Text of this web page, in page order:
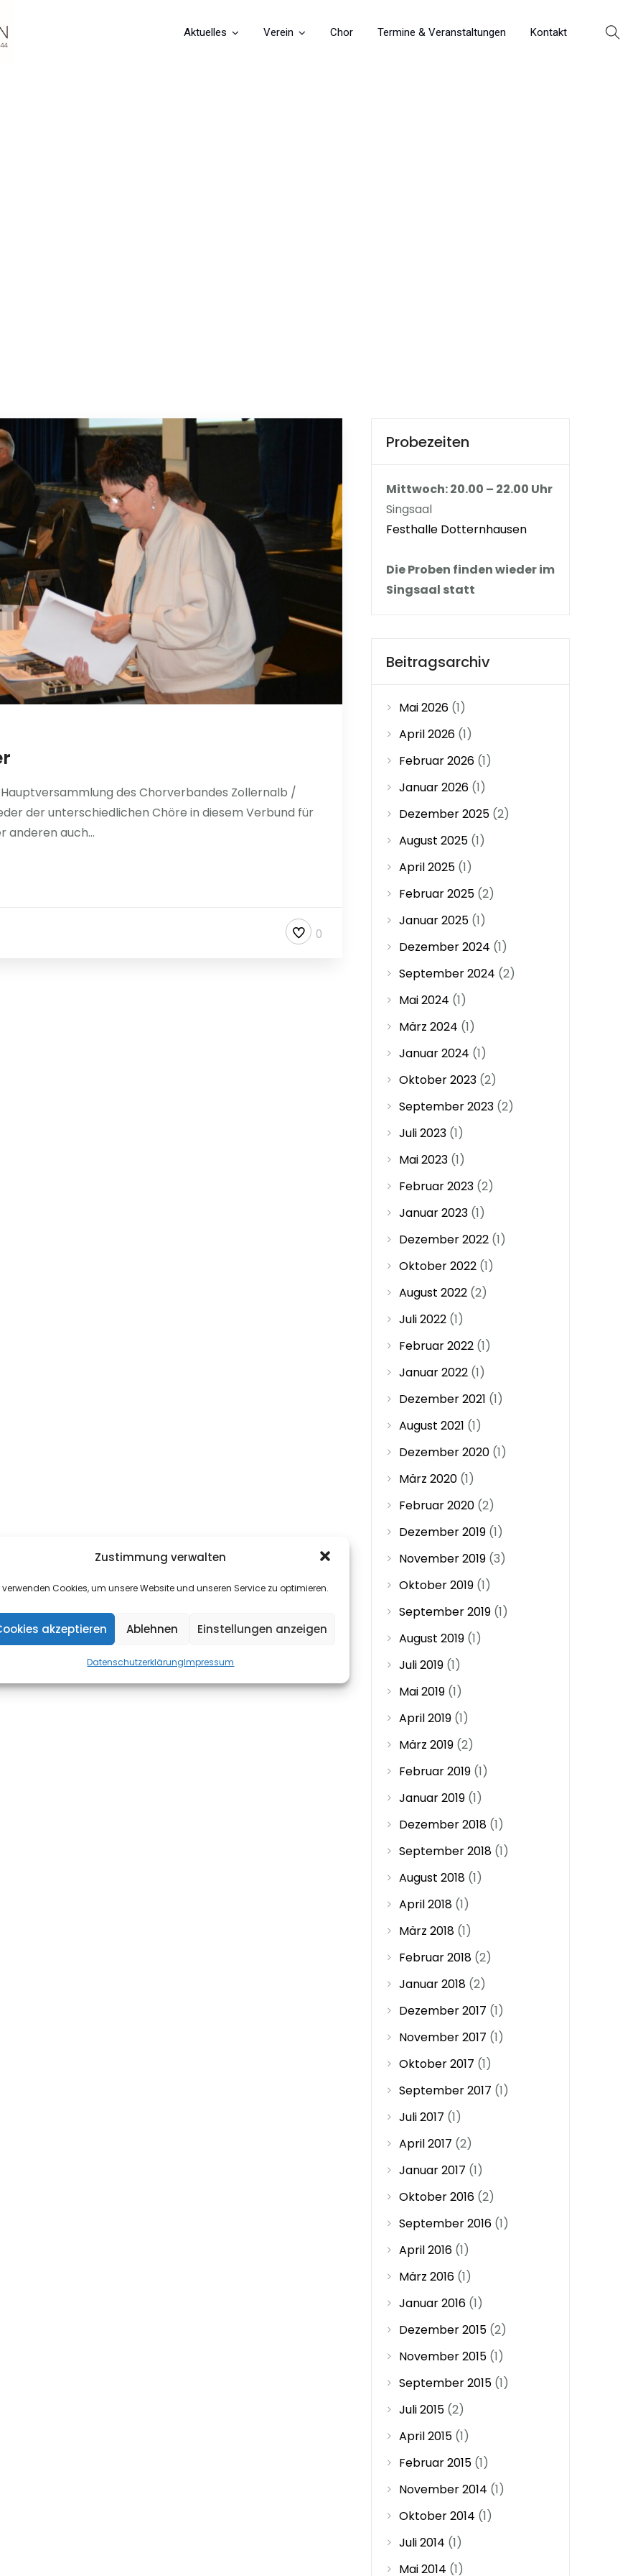
Zustimmung verwalten
verwenden Cookies, um unsere Website und unseren Service zu optimieren.
akzeptieren Ablehnen Einstellungen anzeigen
DatenschutzerklärungImpressum
Aktuelles Verein Chor Termine & Veranstaltungen Kontakt
des Chorverbandes Zollernalb /
der unterschiedlichen Chöre in diesem Verbund für
anderen auch...
0
Probezeiten
Mittwoch: 20.00 – 22.00 Uhr
Singsaal
Festhalle Dotternhausen
Die Proben finden wieder im
Singsaal statt
Beitragsarchiv
Mai 2026(1)
April 2026(1)
Februar 2026(1)
Januar 2026(1)
Dezember 2025(2)
August 2025(1)
April 2025(1)
Februar 2025(2)
Januar 2025(1)
Dezember 2024 (1)
September 2024 (2)
Mai 2024 (1)
März 2024 (1)
Januar 2024 (1)
Oktober 2023(2)
September 2023(2)
Juli 2023(1)
Mai 2023(1)
Februar 2023(2)
Januar 2023(1)
Dezember 2022(1)
Oktober 2022(1)
August 2022(2)
Juli 2022(1)
Februar 2022(1)
Januar 2022(1)
Dezember 2021 (1)
August 2021 (1)
Dezember 2020(1)
März 2020(1)
Februar 2020(2)
Dezember 2019(1)
November 2019(3)
Oktober 2019(1)
September 2019(1)
August 2019(1)
Juli 2019(1)
Mai 2019(1)
April 2019(1)
März 2019(2)
Februar 2019(1)
Januar 2019(1)
Dezember 2018(1)
September 2018(1)
August 2018(1)
April 2018(1)
März 2018(1)
Februar 2018(2)
Januar 2018(2)
Dezember 2017 (1)
November 2017 (1)
Oktober 2017 (1)
September 2017 (1)
Juli 2017 (1)
April 2017 (2)
Januar 2017 (1)
Oktober 2016(2)
September 2016(1)
April 2016(1)
März 2016(1)
Januar 2016(1)
Dezember 2015(2)
November 2015(1)
September 2015(1)
Juli 2015(2)
April 2015(1)
Februar 2015(1)
November 2014 (1)
Oktober 2014 (1)
Juli 2014 (1)
Mai 2014 (1)